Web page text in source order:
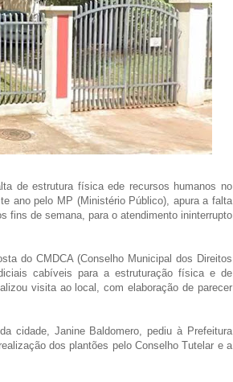
de estrutura física ede recursos humanos no
ano pelo MP (Ministério Público), apura a falta
fins de semana, para o atendimento ininterrupto
do CMDCA (Conselho Municipal dos Direitos
cabíveis para a estruturação física e de
visita ao local, com elaboração de parecer
cidade, Janine Baldomero, pediu à Prefeitura
dos plantões pelo Conselho Tutelar e a